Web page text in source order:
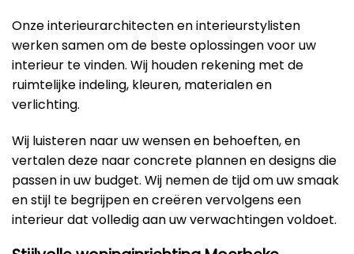
Onze interieurarchitecten en interieurstylisten
werken samen om de beste oplossingen voor uw
interieur te vinden. Wij houden rekening met de
ruimtelijke indeling, kleuren, materialen en
verlichting.
Wij luisteren naar uw wensen en behoeften, en
vertalen deze naar concrete plannen en designs die
passen in uw budget. Wij nemen de tijd om uw smaak
en stijl te begrijpen en creëren vervolgens een
interieur dat volledig aan uw verwachtingen voldoet.